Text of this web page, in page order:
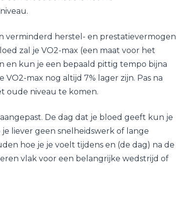
verminderd herstel- en prestatievermogen
zal je VO2-max (een maat voor het
en kun je een bepaald pittig tempo bijna
max nog altijd 7% lager zijn. Pas na
oude niveau te komen.
De dag dat je bloed geeft kun je
liever geen snelheidswerk of lange
hoe je je voelt tijdens en (de dag) na de
vlak voor een belangrijke wedstrijd of